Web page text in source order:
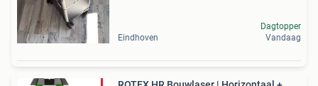
Eindhoven
Dagtopper
Vandaag